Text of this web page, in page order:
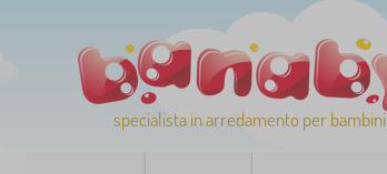
specialista in arredamento per bambini